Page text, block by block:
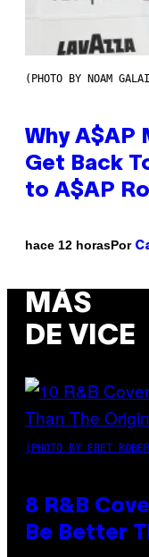
(PHOTO BY NOAM
Why A$AP
Get Back
to A$AP
hace 12 horasPor
MÁS
DE VICE
(PHOTO BY EBET
8 R&B
Be Better